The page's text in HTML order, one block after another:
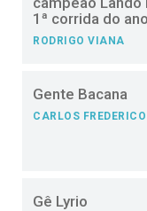
1ª corrida do ano
RODRIGO VIANA
Gente Bacana
CARLOS FREDERICO
Gê Lyrio